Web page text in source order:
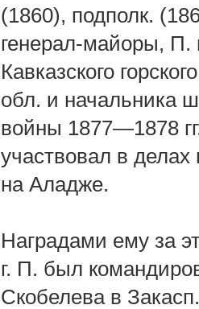
(1860), подполк.
генерал-майоры, П.
Кавказского
обл. и начальника
войны 1877—1878
участвовал в
на Аладже.
Наградами ему за
г. П. был
Скобелева в